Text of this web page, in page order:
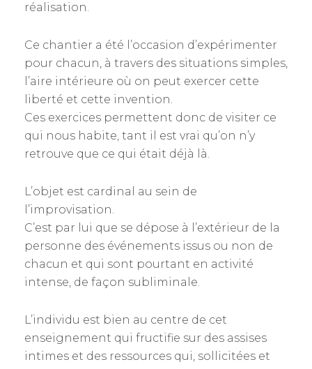
réalisation.
Ce chantier a été l’occasion d’expérimenter
pour chacun, à travers des situations simples,
l’aire intérieure où on peut exercer cette
liberté et cette invention.
Ces exercices permettent donc de visiter ce
qui nous habite, tant il est vrai qu’on n’y
retrouve que ce qui était déjà là.
L’objet est cardinal au sein de
l’improvisation.
C’est par lui que se dépose à l’extérieur de la
personne des événements issus ou non de
chacun et qui sont pourtant en activité
intense, de façon subliminale.
L’individu est bien au centre de cet
enseignement qui fructifie sur des assises
intimes et des ressources qui, sollicitées et